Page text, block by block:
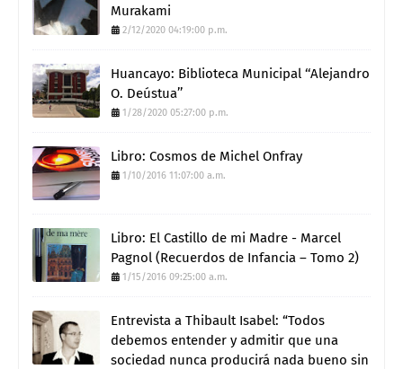
Murakami
2/12/2020 04:19:00 p.m.
Huancayo: Biblioteca Municipal ‘‘Alejandro
O. Deústua’’
1/28/2020 05:27:00 p.m.
Libro: Cosmos de Michel Onfray
1/10/2016 11:07:00 a.m.
Libro: El Castillo de mi Madre - Marcel
Pagnol (Recuerdos de Infancia – Tomo 2)
1/15/2016 09:25:00 a.m.
Entrevista a Thibault Isabel: “Todos
debemos entender y admitir que una
sociedad nunca producirá nada bueno sin